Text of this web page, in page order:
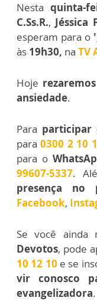
Nesta quinta-
C.Ss.R., Jéssica
esperam para o '
às 19h30, na TV
Hoje
ansiedade.
Para participar
para0300 2 10
para o
99607-5337.
presença no
Facebook,
Se você ainda
Devotos, pode
10 12 10 e se
vir conosco
evangelizadora.